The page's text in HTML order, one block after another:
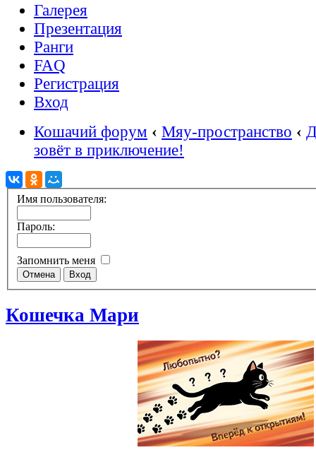
Галерея
Презентация
Ранги
FAQ
Регистрация
Вход
Кошачий форум ‹ Мяу-пространство ‹
зовёт в приключение!
Имя пользователя:
Пароль:
Запомнить меня
Кошечка Мари